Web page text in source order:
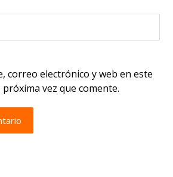
correo electrónico y web en este
vez que comente.